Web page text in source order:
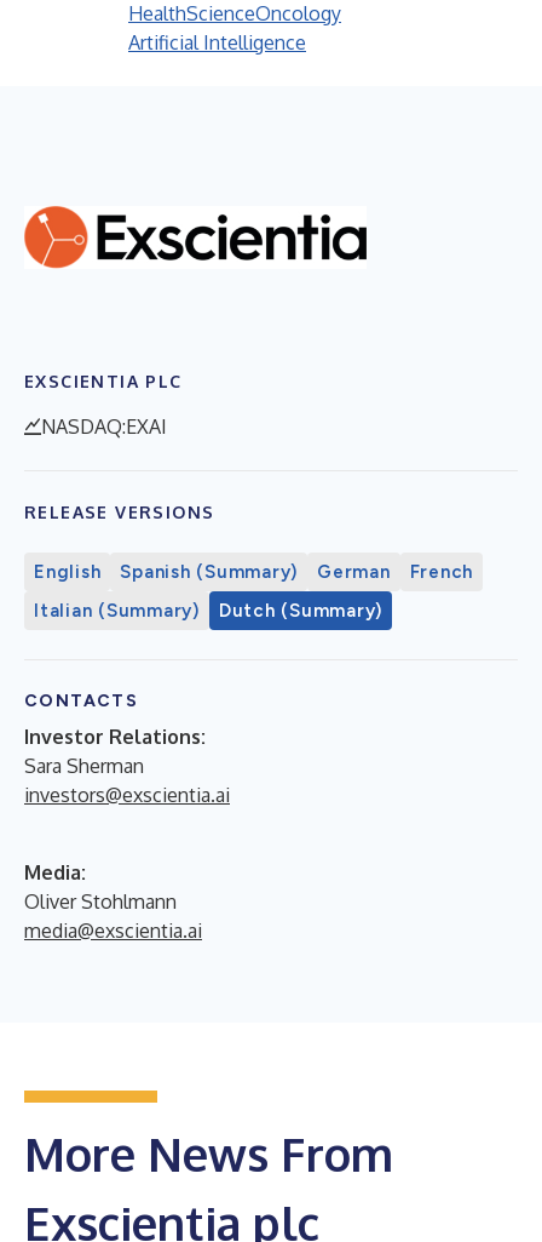
HealthScienceOncology
Artificial Intelligence
EXSCIENTIA PLC
NASDAQ:EXAI
RELEASE VERSIONS
English Spanish (Summary) German
French
Italian (Summary)
Dutch (Summary)
CONTACTS
Investor Relations:
Sara Sherman
investors@exscientia.ai
Media:
Oliver Stohlmann
media@exscientia.ai
More News From
Exscientia plc